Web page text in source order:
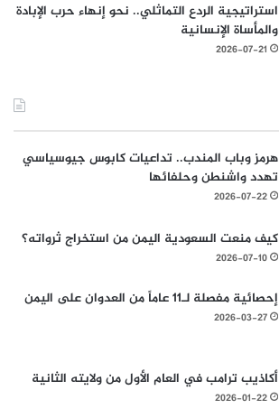
استراتيجية الردع التماثلي.. نحو إنهاء حرب الإبادة
والمأساة الإنسانية
2026-07-21
هرمز وباب المندب.. تداعيات كابوس جيوسياسي
تهدد واشنطن وحلفائها
2026-07-22
كيف منعت السعودية اليمن من استخراج ثرواته؟
2026-07-10
إحصائية مفصلة لـ11 عاماً من العدوان على اليمن
2026-03-27
أكاذيب ترامب في العام الأول من ولايته الثانية
2026-01-22